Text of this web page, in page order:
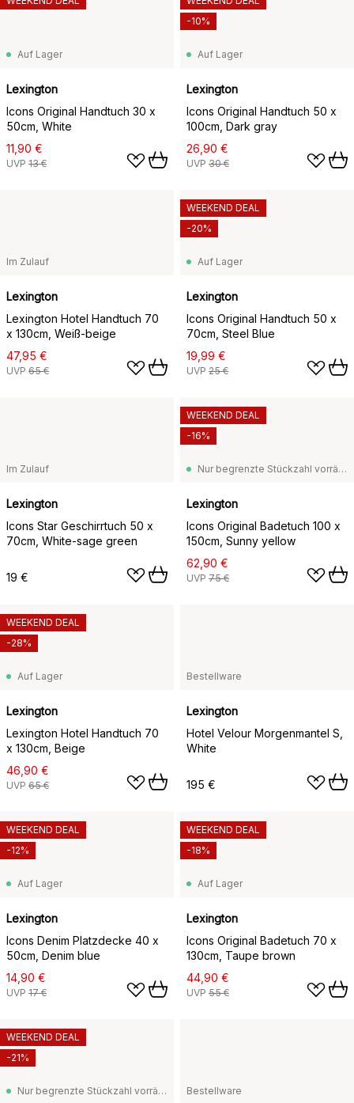
Auf Lager
Lexington
Icons Original Handtuch 30 x
50cm, White
11,90 €
UVP 13 €
Auf Lager
Lexington
Icons Original Handtuch 50 x
100cm, Dark gray
26,90 €
UVP 30 €
-10%
Im Zulauf
Lexington
Lexington Hotel Handtuch 70
x 130cm, Weiß-beige
47,95 €
UVP 65 €
Auf Lager
Lexington
Icons Original Handtuch 50 x
70cm, Steel Blue
19,99 €
UVP 25 €
WEEKEND DEAL
-20%
Im Zulauf
Lexington
Icons Star Geschirrtuch 50 x
70cm, White-sage green
19 €
Nur begrenzte Stückzahl vorrätig
Lexington
Icons Original Badetuch 100 x
150cm, Sunny yellow
62,90 €
UVP 75 €
WEEKEND DEAL
-16%
Auf Lager
Lexington
Lexington Hotel Handtuch 70
x 130cm, Beige
46,90 €
UVP 65 €
WEEKEND DEAL
-28%
Bestellware
Lexington
Hotel Velour Morgenmantel S,
White
195 €
Auf Lager
Lexington
Icons Denim Platzdecke 40 x
50cm, Denim blue
14,90 €
UVP 17 €
WEEKEND DEAL
-12%
Auf Lager
Lexington
Icons Original Badetuch 70 x
130cm, Taupe brown
44,90 €
UVP 55 €
WEEKEND DEAL
-18%
Nur begrenzte Stückzahl vorrätig
WEEKEND DEAL
-21%
Bestellware